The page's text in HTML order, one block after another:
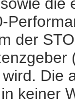
der
Die
keiner